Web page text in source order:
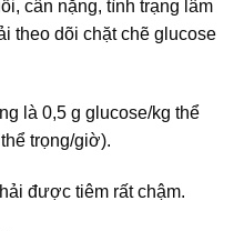
cân nặng, tình trạng lâm
theo dõi chặt chẽ glucose
là 0,5 g glucose/kg thể
trọng/giờ).
được tiêm rất chậm.